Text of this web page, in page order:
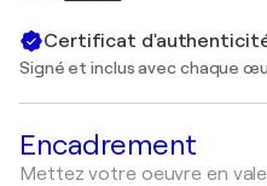
Certificat
Signé et inclus avec chaque
Encadrement
Mettez votre oeuvre en